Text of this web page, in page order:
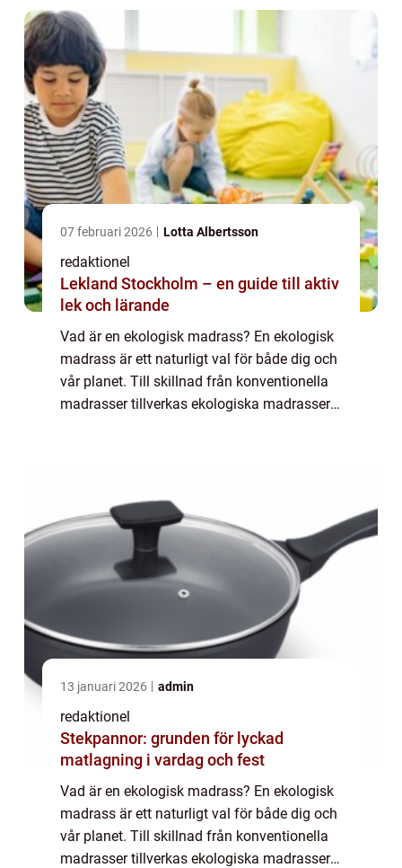
07 februari 2026 Lotta Albertsson
redaktionel
Lekland Stockholm – en guide till aktiv
lek och lärande
Vad är en ekologisk madrass? En ekologisk
madrass är ett naturligt val för både dig och
vår planet. Till skillnad från konventionella
madrasser tillverkas ekologiska madrasser
13 januari 2026 admin
redaktionel
Stekpannor: grunden för lyckad
matlagning i vardag och fest
Vad är en ekologisk madrass? En ekologisk
madrass är ett naturligt val för både dig och
vår planet. Till skillnad från konventionella
madrasser tillverkas ekologiska madrasser